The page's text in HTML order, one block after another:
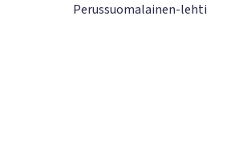
Perussuomalainen-lehti